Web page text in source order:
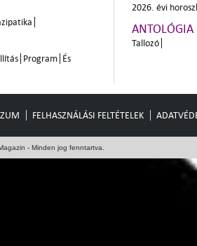
Program És
2026. évi
ANTOLÓGIA
Tallozó
FELHASZNÁLÁSI FELTÉTELEK
- Minden jog fenntartva.